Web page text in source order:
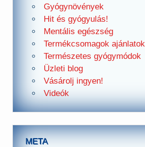
Gyógynövények
Hit és gyógyulás!
Mentális egészség
Termékcsomagok ajánlatok
Természetes gyógymódok
Üzleti blog
Vásárolj ingyen!
Videók
META